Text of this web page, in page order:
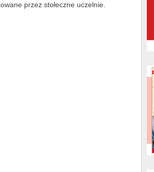
przez stołeczne uczelnie.